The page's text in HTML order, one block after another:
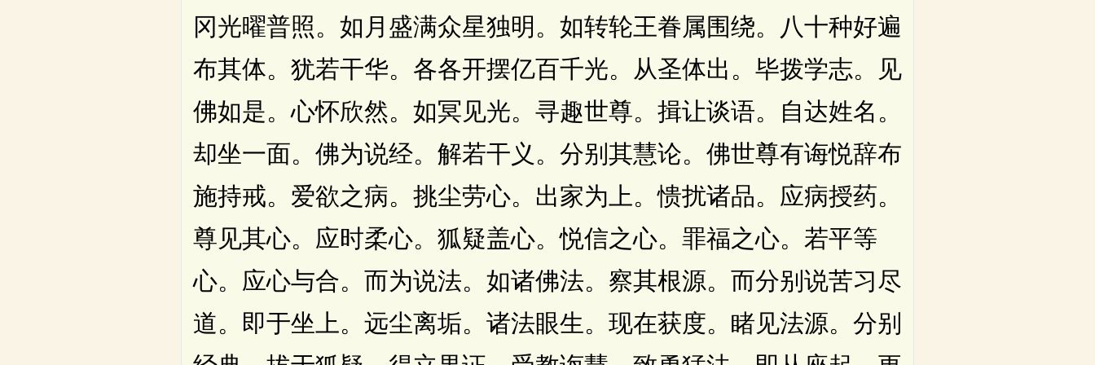
冈光曜普照。如月盛满众星独明。如转轮王眷属围绕。八十种好遍
布其体。犹若干华。各各开摆亿百千光。从圣体出。毕拨学志。见
佛如是。心怀欣然。如冥见光。寻趣世尊。揖让谈语。自达姓名。
却坐一面。佛为说经。解若干义。分别其慧论。佛世尊有诲悦辞布
施持戒。爱欲之病。挑尘劳心。出家为上。愦扰诸品。应病授药。
尊见其心。应时柔心。狐疑盖心。悦信之心。罪福之心。若平等
心。应心与合。而为说法。如诸佛法。察其根源。而分别说苦习尽
道。即于坐上。远尘离垢。诸法眼生。现在获度。睹见法源。分别